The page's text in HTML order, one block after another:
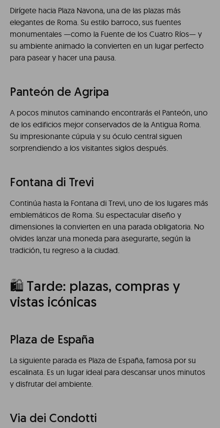
Dirígete hacia Plaza Navona, una de las plazas más
elegantes de Roma. Su estilo barroco, sus fuentes
monumentales —como la Fuente de los Cuatro Ríos— y
su ambiente animado la convierten en un lugar perfecto
para pasear y hacer una pausa.
Panteón de Agripa
A pocos minutos caminando encontrarás el Panteón, uno
de los edificios mejor conservados de la Antigua Roma.
Su impresionante cúpula y su óculo central siguen
sorprendiendo a los visitantes siglos después.
Fontana di Trevi
Continúa hasta la Fontana di Trevi, uno de los lugares más
emblemáticos de Roma. Su espectacular diseño y
dimensiones la convierten en una parada obligatoria. No
olvides lanzar una moneda para asegurarte, según la
tradición, tu regreso a la ciudad.
🛍️ Tarde: plazas, compras y
vistas icónicas
Plaza de España
La siguiente parada es Plaza de España, famosa por su
escalinata. Es un lugar ideal para descansar unos minutos
y disfrutar del ambiente.
Via dei Condotti